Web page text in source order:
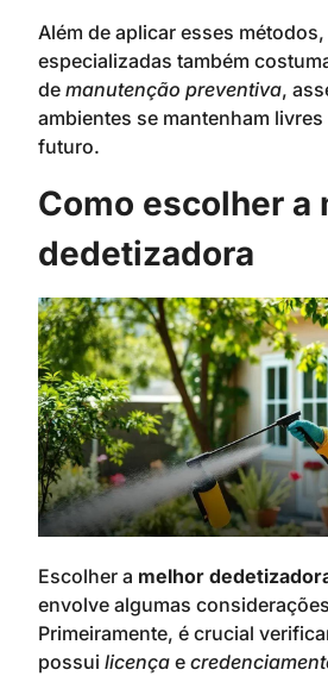
Além de aplicar esses
especializadas também
de manutenção preventiva,
ambientes se mantenham
futuro.
Como escolher a
dedetizadora
Escolher a melhor
envolve algumas
Primeiramente, é crucial
possui licença e